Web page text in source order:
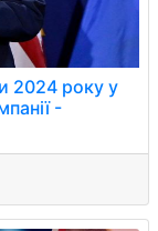
2024 року у
-